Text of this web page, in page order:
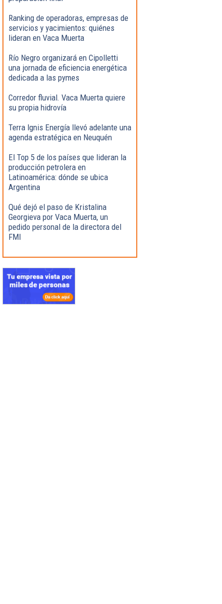
Ranking de operadoras, empresas de
servicios y yacimientos: quiénes
lideran en Vaca Muerta
Río Negro organizará en Cipolletti
una jornada de eficiencia energética
dedicada a las pymes
Corredor fluvial. Vaca Muerta quiere
su propia hidrovía
Terra Ignis Energía llevó adelante una
agenda estratégica en Neuquén
El Top 5 de los países que lideran la
producción petrolera en
Latinoamérica: dónde se ubica
Argentina
Qué dejó el paso de Kristalina
Georgieva por Vaca Muerta, un
pedido personal de la directora del
FMI